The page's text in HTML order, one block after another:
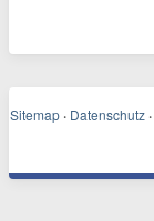
Sitemap · Datenschutz ·